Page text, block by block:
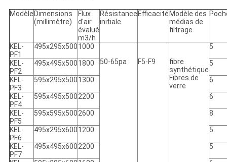
Modèle Dimensions
(millimètre)
Flux
d'air
évalué
m3/h
Résistance
initiale
Efficacité Modèle des
médias de
filtrage
KEL-
PF1
495x295x5001000
50-65pa
F5-F9
fibre
synthétique
Fibres de
verre
5
KEL-
PF2
495x495x5001800 5
KEL-
PF3
595x295x5001300 6
KEL-
PF4
595x495x5002200 6
KEL-
PF5
595x595x5002600 8
KEL-
PF6
495x295x6001200 5
KEL-
PF7
495x495x6002200 5